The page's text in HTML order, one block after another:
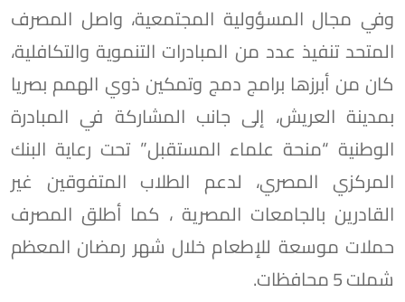
وفي مجال المسؤولية المجتمعية، واصل المصرف
المتحد تنفيذ عدد من المبادرات التنموية والتكافلية،
كان من أبرزها برامج دمج وتمكين ذوي الهمم بصريا
بمدينة العريش، إلى جانب المشاركة في المبادرة
الوطنية “منحة علماء المستقبل” تحت رعاية البنك
المركزي المصري، لدعم الطلاب المتفوقين غير
القادرين بالجامعات المصرية ، كما أطلق المصرف
حملات موسعة للإطعام خلال شهر رمضان المعظم
شملت 5 محافظات.